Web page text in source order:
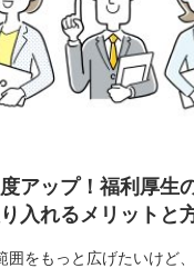
アップ！福利厚生
入れるメリットと
囲をもっと広げたいけど